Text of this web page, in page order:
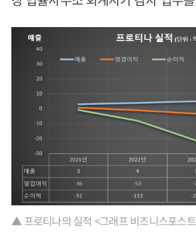
▲ 프로티나의 실적 <그래프 비즈니스포스